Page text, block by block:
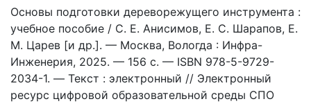
Основы подготовки дереворежущего инструмента :
учебное пособие / С. Е. Анисимов, Е. С. Шарапов, Е.
М. Царев [и др.]. — Москва, Вологда : Инфра-
Инженерия, 2025. — 156 c. — ISBN 978-5-9729-
2034-1. — Текст : электронный // Электронный
ресурс цифровой образовательной среды СПО